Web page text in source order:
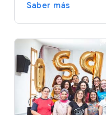
Saber más